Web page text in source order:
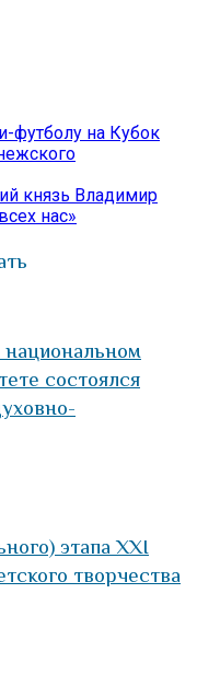
футболу на Кубок
князь Владимир
нас»
состоялся
этапа XXI
творчества